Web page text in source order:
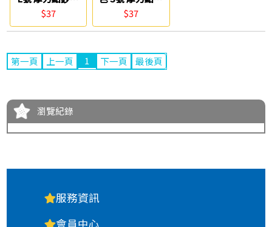
套-4入(35-883)
PLUS
$37
指套-4入(35-
881) PLUS
$37
第一頁 上一頁 1 下一頁 最後頁
瀏覽紀錄
服務資訊
會員中心